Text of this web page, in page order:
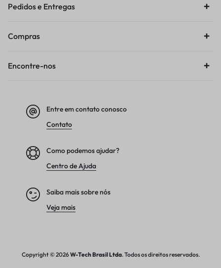
Pedidos e Entregas
Compras
Encontre-nos
Entre em contato conosco
Contato
Como podemos ajudar?
Centro de Ajuda
Saiba mais sobre nós
Veja mais
Copyright © 2026W-TechBrasil Ltda. Todos os direitos reservados.